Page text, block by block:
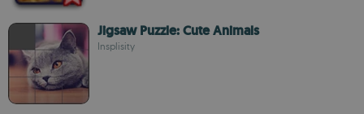
Jigsaw Puzzle: Cute Animals
Insplisity